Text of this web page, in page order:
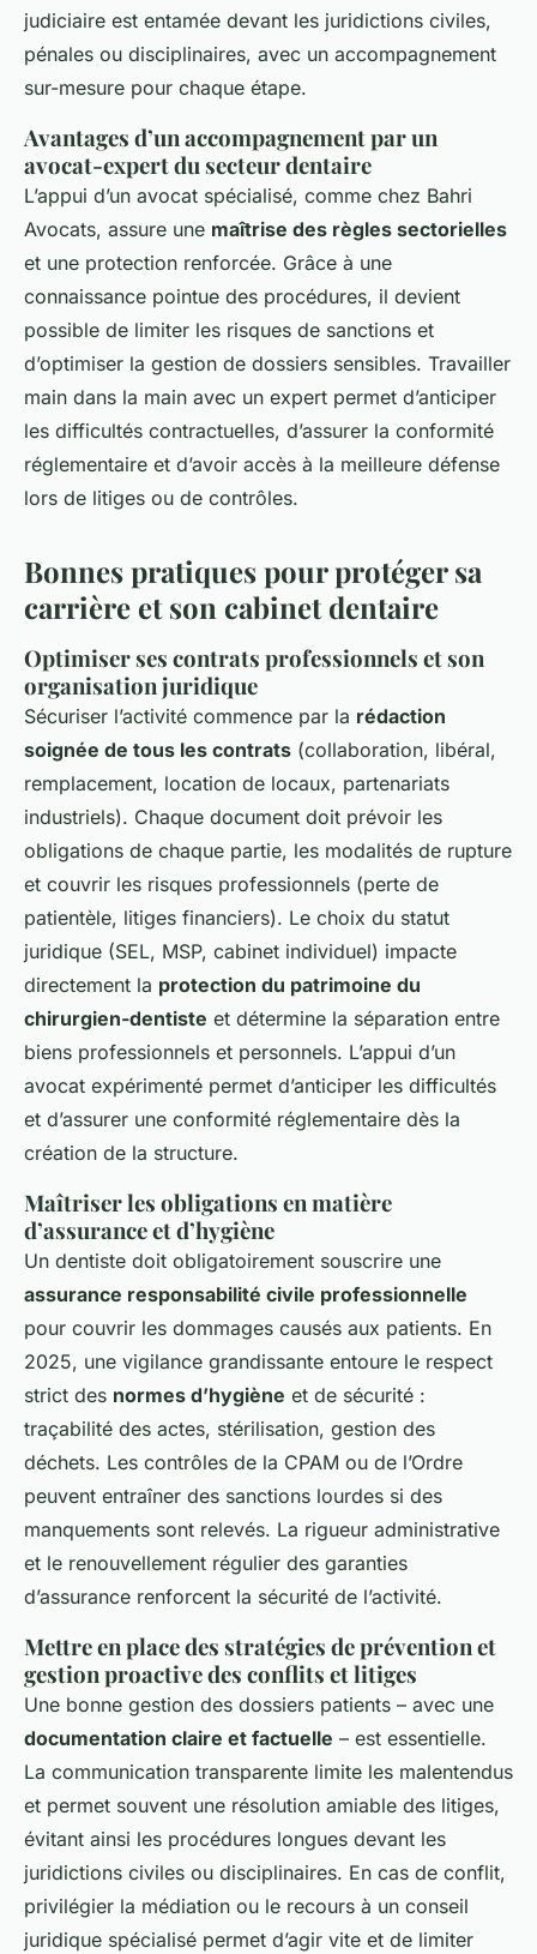
judiciaire est entamée devant les juridictions civiles,
pénales ou disciplinaires, avec un accompagnement
sur-mesure pour chaque étape.
Avantages d’un accompagnement par un
avocat-expert du secteur dentaire
L’appui d’un avocat spécialisé, comme chez Bahri
Avocats, assure une maîtrise des règles sectorielles
et une protection renforcée. Grâce à une
connaissance pointue des procédures, il devient
possible de limiter les risques de sanctions et
d’optimiser la gestion de dossiers sensibles. Travailler
main dans la main avec un expert permet d’anticiper
les difficultés contractuelles, d’assurer la conformité
réglementaire et d’avoir accès à la meilleure défense
lors de litiges ou de contrôles.
Bonnes pratiques pour protéger sa
carrière et son cabinet dentaire
Optimiser ses contrats professionnels et son
organisation juridique
Sécuriser l’activité commence par la rédaction
soignée de tous les contrats (collaboration, libéral,
remplacement, location de locaux, partenariats
industriels). Chaque document doit prévoir les
obligations de chaque partie, les modalités de rupture
et couvrir les risques professionnels (perte de
patientèle, litiges financiers). Le choix du statut
juridique (SEL, MSP, cabinet individuel) impacte
directement la protection du patrimoine du
chirurgien-dentiste et détermine la séparation entre
biens professionnels et personnels. L’appui d’un
avocat expérimenté permet d’anticiper les difficultés
et d’assurer une conformité réglementaire dès la
création de la structure.
Maîtriser les obligations en matière
d’assurance et d’hygiène
Un dentiste doit obligatoirement souscrire une
assurance responsabilité civile professionnelle
pour couvrir les dommages causés aux patients. En
2025, une vigilance grandissante entoure le respect
strict des normes d’hygiène et de sécurité :
traçabilité des actes, stérilisation, gestion des
déchets. Les contrôles de la CPAM ou de l’Ordre
peuvent entraîner des sanctions lourdes si des
manquements sont relevés. La rigueur administrative
et le renouvellement régulier des garanties
d’assurance renforcent la sécurité de l’activité.
Mettre en place des stratégies de prévention et
gestion proactive des conflits et litiges
Une bonne gestion des dossiers patients – avec une
documentation claire et factuelle – est essentielle.
La communication transparente limite les malentendus
et permet souvent une résolution amiable des litiges,
évitant ainsi les procédures longues devant les
juridictions civiles ou disciplinaires. En cas de conflit,
privilégier la médiation ou le recours à un conseil
juridique spécialisé permet d’agir vite et de limiter